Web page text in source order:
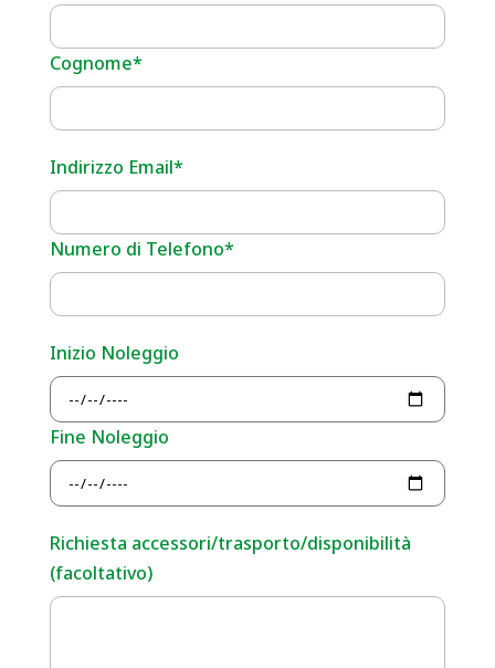
Cognome*
Indirizzo Email*
Numero di Telefono*
Inizio Noleggio
Fine Noleggio
Richiesta accessori/trasporto/disponibilità
(facoltativo)